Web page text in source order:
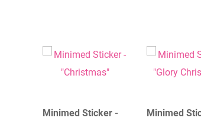
Minimed Sticker -
Minimed